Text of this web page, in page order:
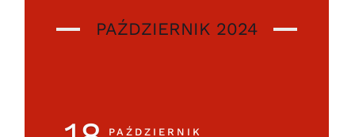
PAŹDZIERNIK 2024
PAŹDZIERNIK